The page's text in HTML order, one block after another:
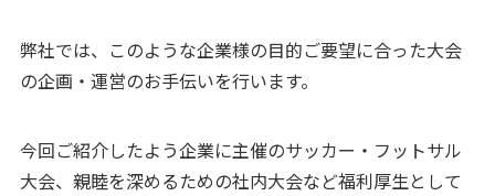
弊社では、このような企業様の目的ご要望に合った大会
の企画・運営のお手伝いを行います。
今回ご紹介したよう企業に主催のサッカー・フットサル
大会、親睦を深めるための社内大会など福利厚生として